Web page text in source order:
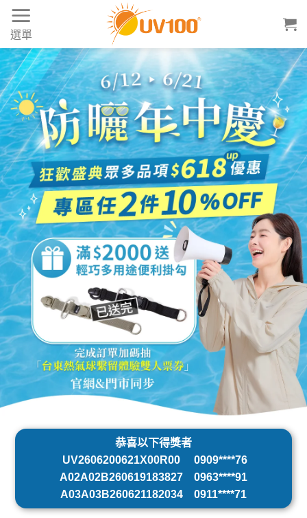
Skip
content
選單
恭喜以下得獎者
UV2606200621X00R00 0909****76
A02A02B260619183827 0963****91
A03A03B260621182034 0911****71